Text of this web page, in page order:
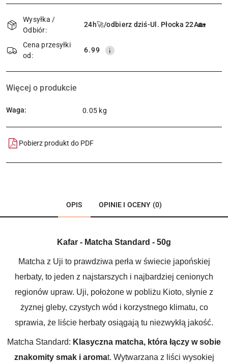
Dostępność
i
dostawa
Wysyłka /
Odbiór:
24h🚀/odbierz dziś-Ul. Płocka 22A🏡
Cena przesyłki
od:
6.99
Więcej o produkcie
Waga: 0.05 kg
Pobierz produkt do PDF
OPIS OPINIE I OCENY (0)
Kafar - Matcha Standard - 50g
Matcha z Uji to prawdziwa perła w świecie japońskiej
herbaty, to jeden z najstarszych i najbardziej cenionych
regionów upraw. Uji, położone w pobliżu Kioto, słynie z
żyznej gleby, czystych wód i korzystnego klimatu, co
sprawia, że liście herbaty osiągają tu niezwykłą jakość.
Matcha Standard: Klasyczna matcha, która łączy w sobie
znakomity smak i aromat. Wytwarzana z liści wysokiej